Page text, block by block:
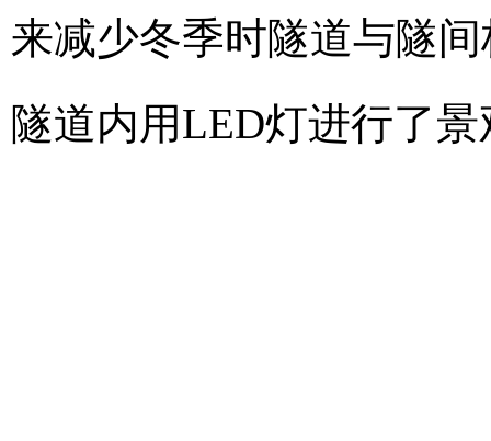
来减少冬季时隧道与隧
隧道内用LED灯进行了